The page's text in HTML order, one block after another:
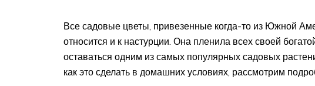
Все садовые цветы, привезенные когда-то из Южной
относится и к настурции. Она пленила всех своей
оставаться одним из самых популярных садовых
как это сделать в домашних условиях, рассмотрим